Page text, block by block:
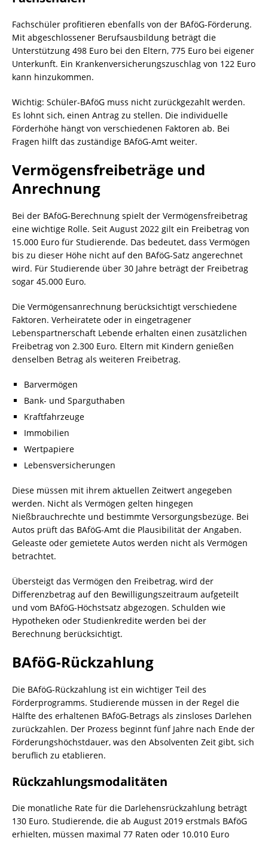
Fachschüler profitieren ebenfalls von der BAföG-Förderung.
Mit abgeschlossener Berufsausbildung beträgt die
Unterstützung 498 Euro bei den Eltern, 775 Euro bei eigener
Unterkunft. Ein Krankenversicherungszuschlag von 122 Euro
kann hinzukommen.
Wichtig: Schüler-BAföG muss nicht zurückgezahlt werden.
Es lohnt sich, einen Antrag zu stellen. Die individuelle
Förderhöhe hängt von verschiedenen Faktoren ab. Bei
Fragen hilft das zuständige BAföG-Amt weiter.
Vermögensfreibeträge und
Anrechnung
Bei der BAföG-Berechnung spielt der Vermögensfreibetrag
eine wichtige Rolle. Seit August 2022 gilt ein Freibetrag von
15.000 Euro für Studierende. Das bedeutet, dass Vermögen
bis zu dieser Höhe nicht auf den BAföG-Satz angerechnet
wird. Für Studierende über 30 Jahre beträgt der Freibetrag
sogar 45.000 Euro.
Die Vermögensanrechnung berücksichtigt verschiedene
Faktoren. Verheiratete oder in eingetragener
Lebenspartnerschaft Lebende erhalten einen zusätzlichen
Freibetrag von 2.300 Euro. Eltern mit Kindern genießen
denselben Betrag als weiteren Freibetrag.
Barvermögen
Bank- und Sparguthaben
Kraftfahrzeuge
Immobilien
Wertpapiere
Lebensversicherungen
Diese müssen mit ihrem aktuellen Zeitwert angegeben
werden. Nicht als Vermögen gelten hingegen
Nießbrauchrechte und bestimmte Versorgungsbezüge. Bei
Autos prüft das BAföG-Amt die Plausibilität der Angaben.
Geleaste oder gemietete Autos werden nicht als Vermögen
betrachtet.
Übersteigt das Vermögen den Freibetrag, wird der
Differenzbetrag auf den Bewilligungszeitraum aufgeteilt
und vom BAföG-Höchstsatz abgezogen. Schulden wie
Hypotheken oder Studienkredite werden bei der
Berechnung berücksichtigt.
BAföG-Rückzahlung
Die BAföG-Rückzahlung ist ein wichtiger Teil des
Förderprogramms. Studierende müssen in der Regel die
Hälfte des erhaltenen BAföG-Betrags als zinsloses Darlehen
zurückzahlen. Der Prozess beginnt fünf Jahre nach Ende der
Förderungshöchstdauer, was den Absolventen Zeit gibt, sich
beruflich zu etablieren.
Rückzahlungsmodalitäten
Die monatliche Rate für die Darlehensrückzahlung beträgt
130 Euro. Studierende, die ab August 2019 erstmals BAföG
erhielten, müssen maximal 77 Raten oder 10.010 Euro